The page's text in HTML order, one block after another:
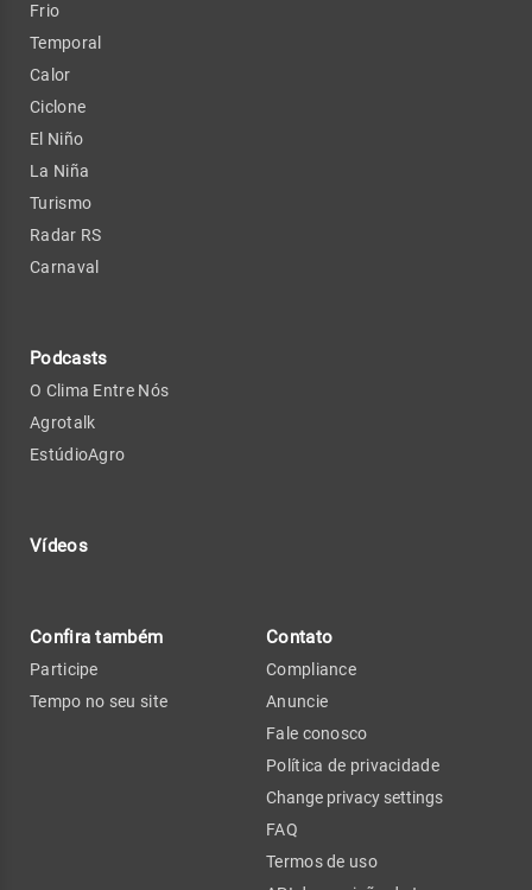
Frio
Temporal
Calor
Ciclone
El Niño
La Niña
Turismo
Radar RS
Carnaval
Podcasts
O Clima Entre Nós
Agrotalk
EstúdioAgro
Vídeos
Confira também
Participe
Tempo no seu site
Contato
Compliance
Anuncie
Fale conosco
Política de privacidade
Change privacy settings
FAQ
Termos de uso